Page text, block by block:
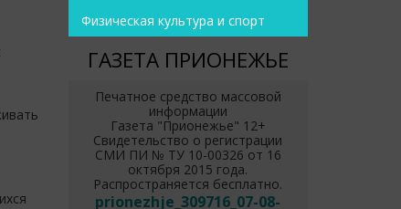
Физическая культура и спорт
ГАЗЕТА ПРИОНЕЖЬЕ
Печатное средство массовой
информации
Газета "Прионежье" 12+
Свидетельство о регистрации
СМИ ПИ № ТУ 10-00326 от 16
октября 2015 года.
Распространяется бесплатно.
prionezhje_309716_07-08-